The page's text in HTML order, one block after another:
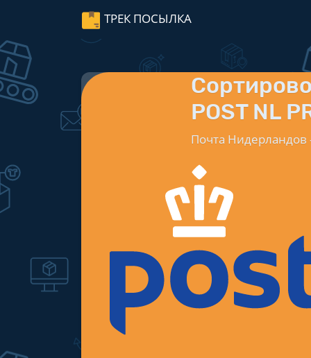
ТРЕК ПОСЫЛКА
POST NL
Почта Нидерландов